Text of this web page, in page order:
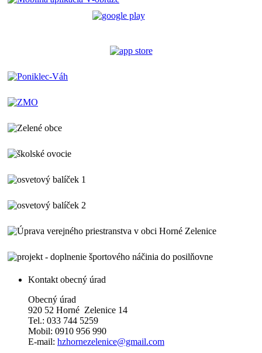
Kontakt obecný úrad
Obecný úrad
920 52 Horné Zelenice 14
Tel.: 033 744 5259
Mobil: 0910 956 990
E-mail: hzhornezelenice@gmail.com